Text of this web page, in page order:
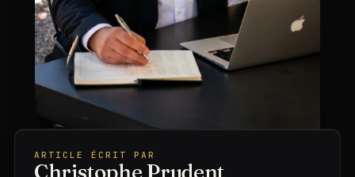
ARTICLE ÉCRIT PAR
Christophe Prudent